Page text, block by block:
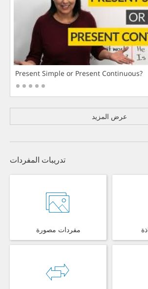
Present Simple or Present Continuous?
عرض المزيد
تدريبات المفردات
مفردات مصورة